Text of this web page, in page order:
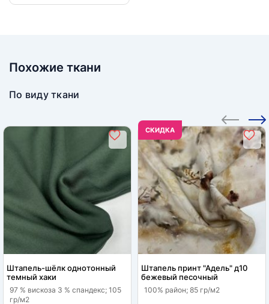
Похожие ткани
По виду ткани
Штапель-шёлк однотонный
темный хаки
97 % вискоза 3 % спандекс; 105
гр/м2
CКИДКА
Штапель принт "Адель" д10
бежевый песочный
100% район; 85 гр/м2